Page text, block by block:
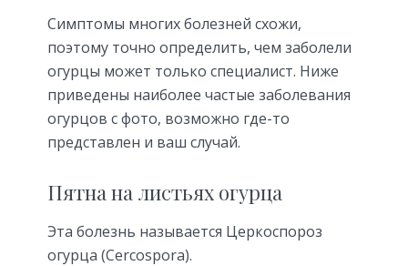
Симптомы многих болезней схожи,
поэтому точно определить, чем заболели
огурцы может только специалист. Ниже
приведены наиболее частые заболевания
огурцов с фото, возможно где-то
представлен и ваш случай.
Пятна на листьях огурца
Эта болезнь называется Церкоспороз
огурца (Cercospora).